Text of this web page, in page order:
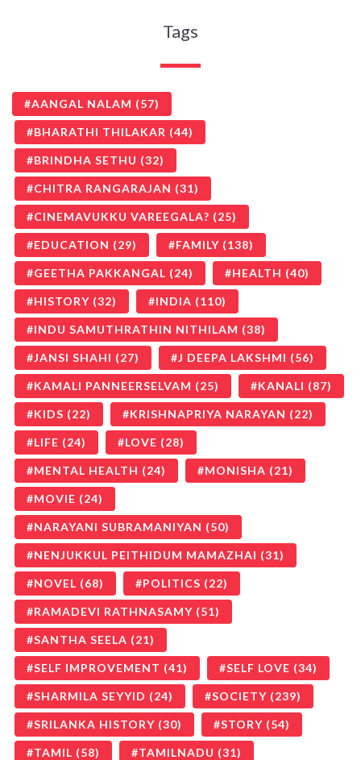
Tags
AANGAL NALAM (57)
BHARATHI THILAKAR (44)
BRINDHA SETHU (32)
CHITRA RANGARAJAN (31)
CINEMAVUKKU VAREEGALA? (25)
EDUCATION (29) FAMILY (138)
GEETHA PAKKANGAL (24) HEALTH (40)
HISTORY (32) INDIA (110)
INDU SAMUTHRATHIN NITHILAM (38)
JANSI SHAHI (27) J DEEPA LAKSHMI (56)
KAMALI PANNEERSELVAM (25) KANALI (87)
KIDS (22) KRISHNAPRIYA NARAYAN (22)
LIFE (24) LOVE (28)
MENTAL HEALTH (24) MONISHA (21)
MOVIE (24)
NARAYANI SUBRAMANIYAN (50)
NENJUKKUL PEITHIDUM MAMAZHAI (31)
NOVEL (68) POLITICS (22)
RAMADEVI RATHNASAMY (51)
SANTHA SEELA (21)
SELF IMPROVEMENT (41) SELF LOVE (34)
SHARMILA SEYYID (24) SOCIETY (239)
SRILANKA HISTORY (30) STORY (54)
TAMIL (58) TAMILNADU (31)